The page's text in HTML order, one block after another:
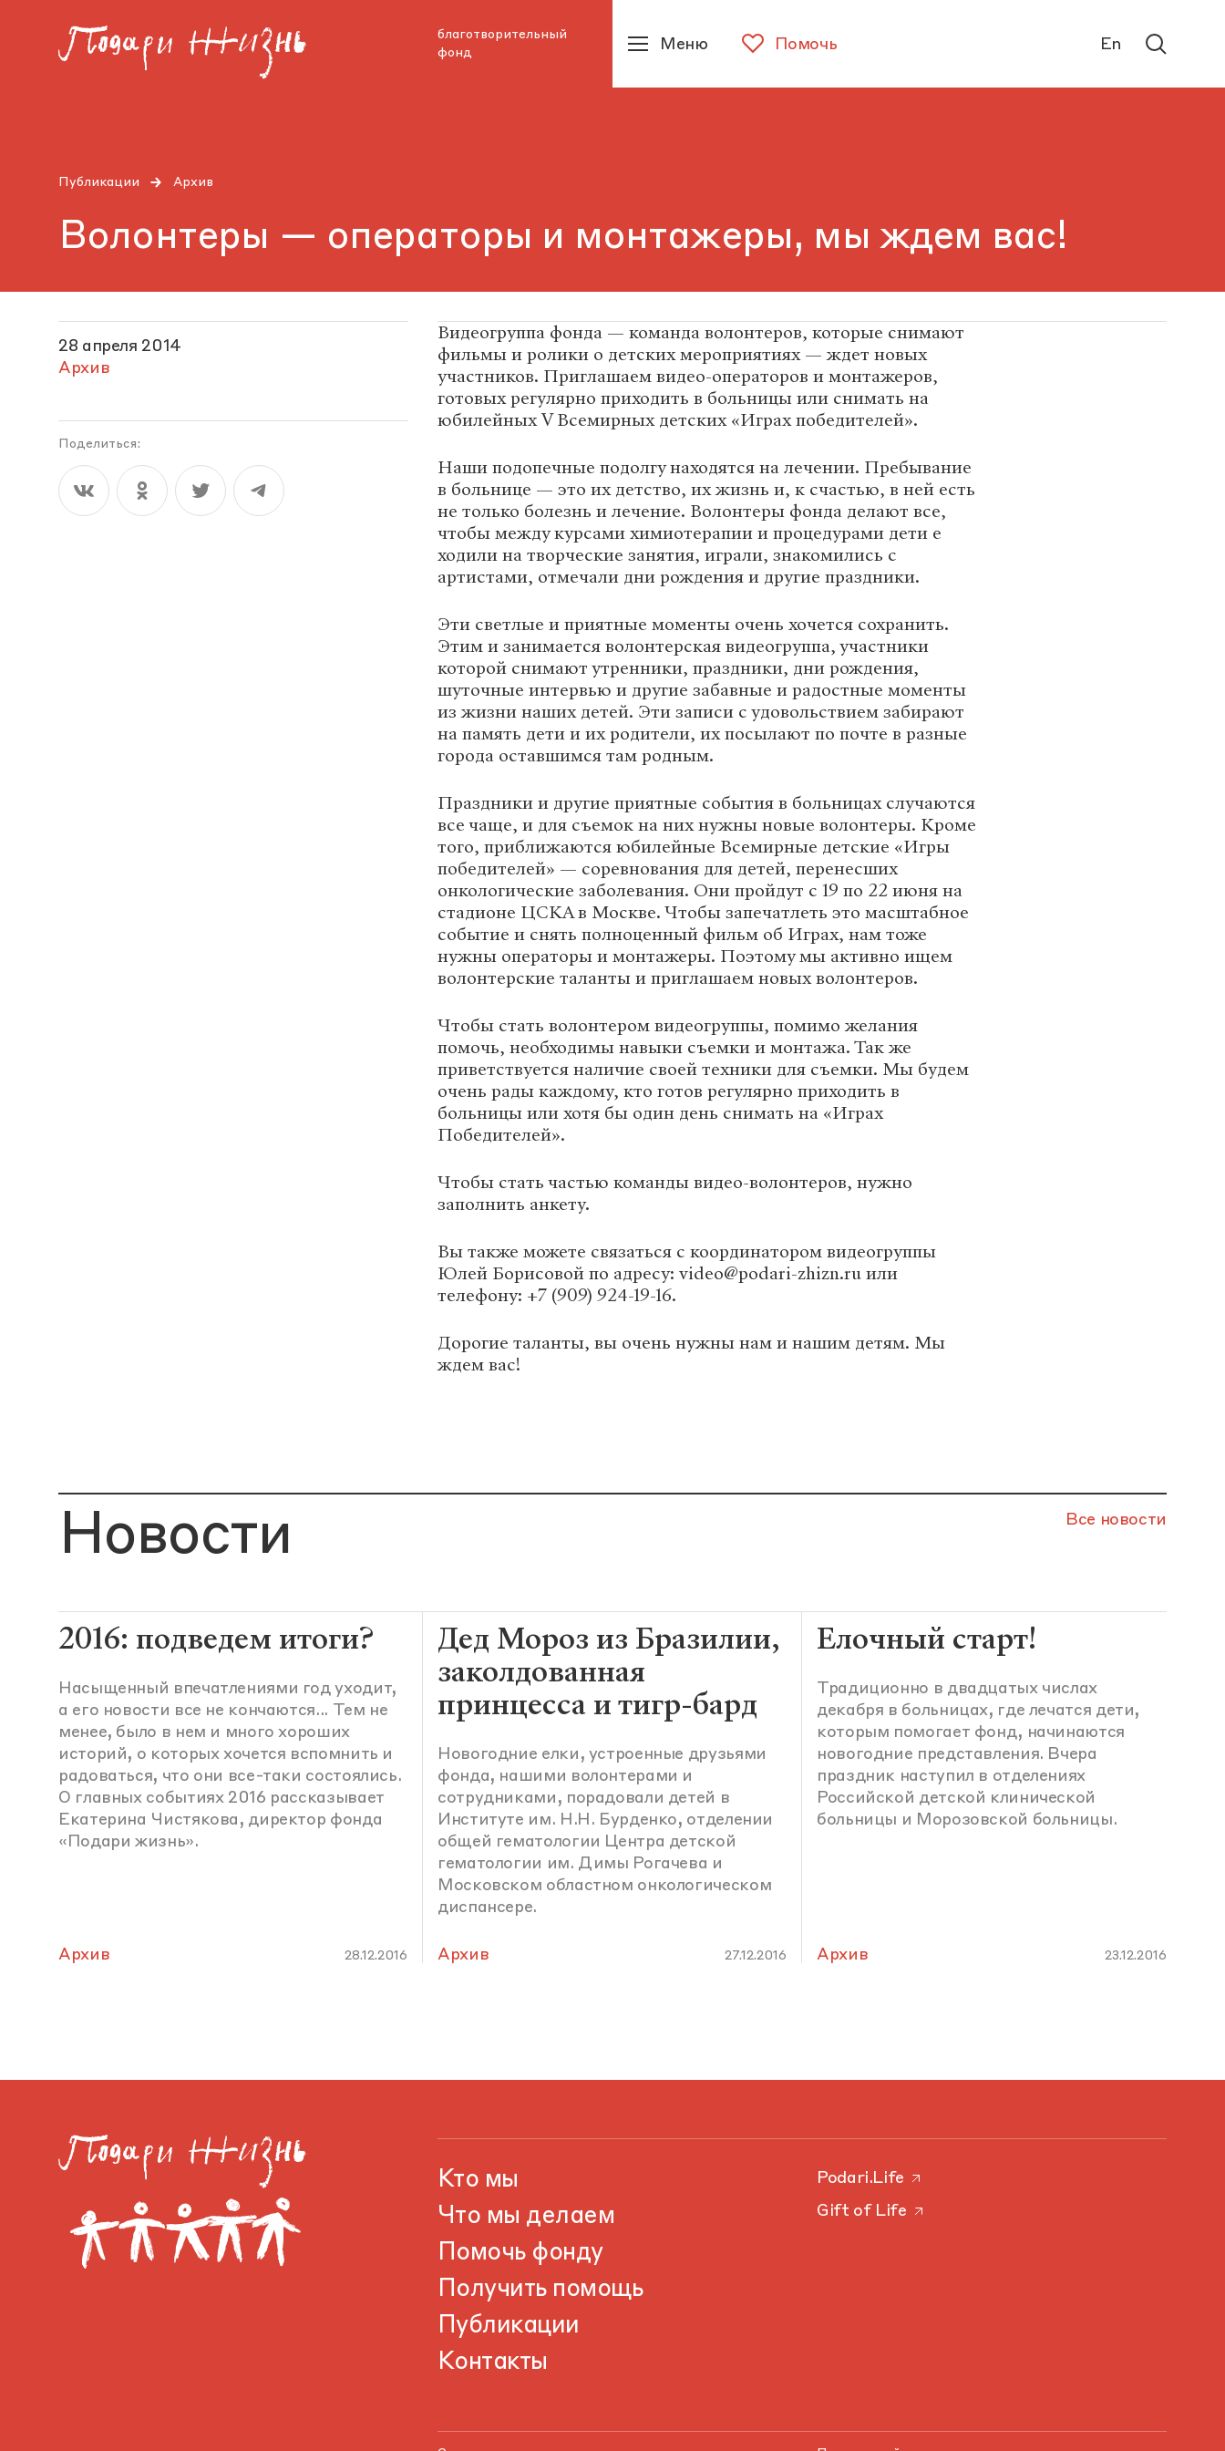
благотворительный
фонд
Помочь
Меню En
Публикации Архив
Волонтеры — операторы и монтажеры, мы ждем вас!
28 апреля 2014
Архив
Поделиться:
Видеогруппа фонда — команда волонтеров, которые снимают
фильмы и ролики о детских мероприятиях — ждет новых
участников. Приглашаем видео-операторов и монтажеров,
готовых регулярно приходить в больницы или снимать на
юбилейных V Всемирных детских «Играх победителей».
Наши подопечные подолгу находятся на лечении. Пребывание
в больнице — это их детство, их жизнь и, к счастью, в ней есть
не только болезнь и лечение. Волонтеры фонда делают все,
чтобы между курсами химиотерапии и процедурами дети е
ходили на творческие занятия, играли, знакомились с
артистами, отмечали дни рождения и другие праздники.
Эти светлые и приятные моменты очень хочется сохранить.
Этим и занимается волонтерская видеогруппа, участники
которой снимают утренники, праздники, дни рождения,
шуточные интервью и другие забавные и радостные моменты
из жизни наших детей. Эти записи с удовольствием забирают
на память дети и их родители, их посылают по почте в разные
города оставшимся там родным.
Праздники и другие приятные события в больницах случаются
все чаще, и для съемок на них нужны новые волонтеры. Кроме
того, приближаются юбилейные Всемирные детские «Игры
победителей» — соревнования для детей, перенесших
онкологические заболевания. Они пройдут с 19 по 22 июня на
стадионе ЦСКА в Москве. Чтобы запечатлеть это масштабное
событие и снять полноценный фильм об Играх, нам тоже
нужны операторы и монтажеры. Поэтому мы активно ищем
волонтерские таланты и приглашаем новых волонтеров.
Чтобы стать волонтером видеогруппы, помимо желания
помочь, необходимы навыки съемки и монтажа. Так же
приветствуется наличие своей техники для съемки. Мы будем
очень рады каждому, кто готов регулярно приходить в
больницы или хотя бы один день снимать на «Играх
Победителей».
Чтобы стать частью команды видео-волонтеров, нужно
заполнить анкету.
Вы также можете связаться с координатором видеогруппы
Юлей Борисовой по адресу: video@podari-zhizn.ru или
телефону: +7 (909) 924-19-16.
Дорогие таланты, вы очень нужны нам и нашим детям. Мы
ждем вас!
Новости Все новости
2016: подведем итоги?
Насыщенный впечатлениями год уходит,
а его новости все не кончаются... Тем не
менее, было в нем и много хороших
историй, о которых хочется вспомнить и
радоваться, что они все-таки состоялись.
О главных событиях 2016 рассказывает
Екатерина Чистякова, директор фонда
«Подари жизнь».
Архив 28.12.2016
Дед Мороз из Бразилии,
заколдованная
принцесса и тигр-бард
Новогодние елки, устроенные друзьями
фонда, нашими волонтерами и
сотрудниками, порадовали детей в
Институте им. Н.Н. Бурденко, отделении
общей гематологии Центра детской
гематологии им. Димы Рогачева и
Московском областном онкологическом
диспансере.
Архив 27.12.2016
Елочный старт!
Традиционно в двадцатых числах
декабря в больницах, где лечатся дети,
которым помогает фонд, начинаются
новогодние представления. Вчера
праздник наступил в отделениях
Российской детской клинической
больницы и Морозовской больницы.
Архив 23.12.2016
Кто мы
Что мы делаем
Помочь фонду
Получить помощь
Публикации
Контакты
Podari.Life
Gift of Life